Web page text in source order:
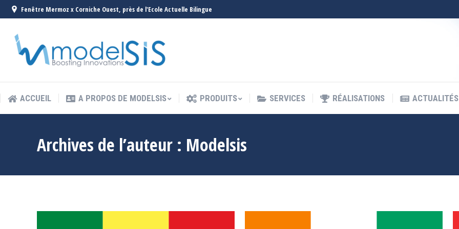
Fenêtre Mermoz x Corniche Ouest, près de l'Ecole Actuelle Bilingue
ACCUEIL A PROPOS DE MODELSIS PRODUITS SERVICES RÉALISATIONS ACTUALITÉS
Archives de l’auteur : Modelsis
ACCUEIL A PROPOS DE MODELSIS PRODUITS SERVICES RÉALISATIONS ACTUALITÉS